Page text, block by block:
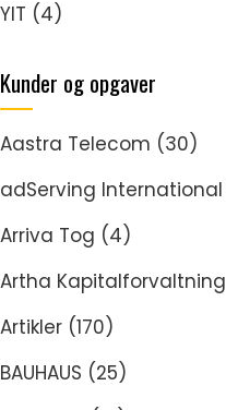
YIT (4)
Kunder og opgaver
Aastra Telecom (30)
adServing International
Arriva Tog (4)
Artha Kapitalforvaltning
Artikler (170)
BAUHAUS (25)